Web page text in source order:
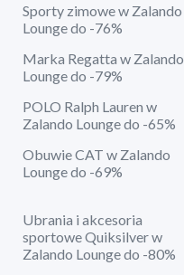
Sporty zimowe w Zalando
Lounge do -76%
Marka Regatta w Zalando
Lounge do -79%
POLO Ralph Lauren w
Zalando Lounge do -65%
Obuwie CAT w Zalando
Lounge do -69%
Ubrania i akcesoria
sportowe Quiksilver w
Zalando Lounge do -80%